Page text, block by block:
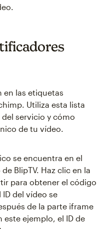
en las etiquetas
Utiliza esta lista
servicio y cómo
de tu vídeo.
se encuentra en el
BlipTV. Haz clic en la
para obtener el código
del vídeo se
de la parte iframe
este ejemplo, el ID de